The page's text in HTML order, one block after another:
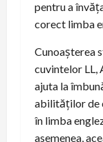
pentru a
corect limba
Cunoașterea
cuvintelor LL,
ajuta la
abilităților de
în limba
asemenea,